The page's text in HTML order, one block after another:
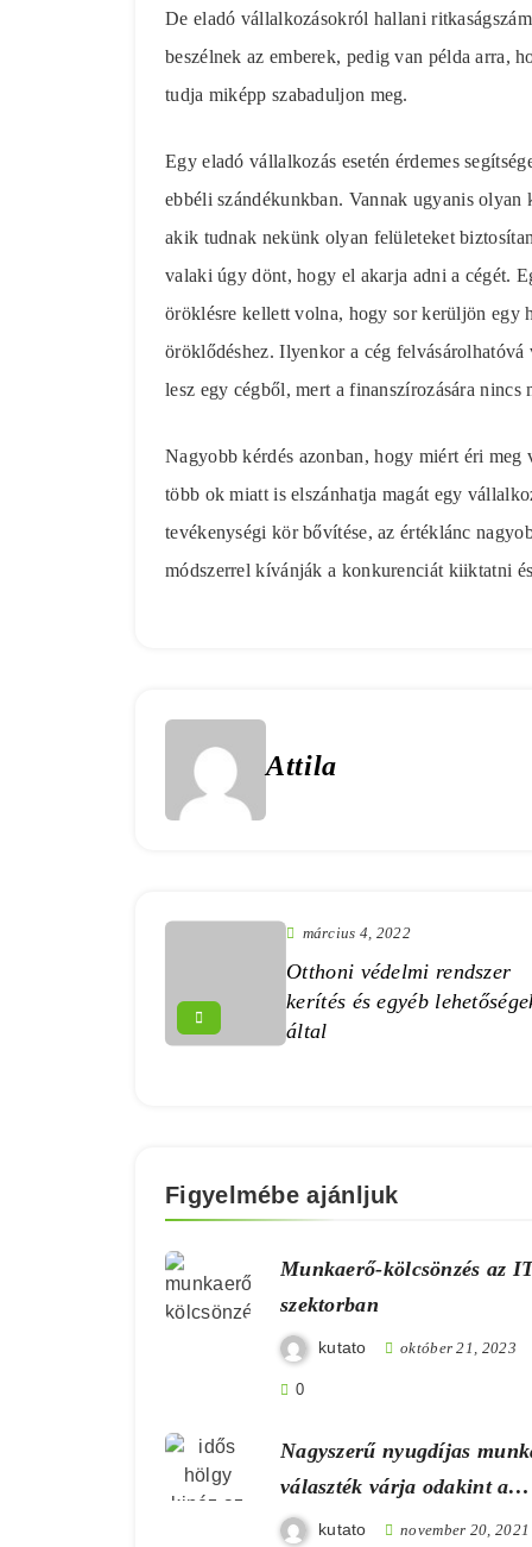
De eladó vállalkozásokról hallani
beszélnek az emberek, pedig van példa arra,
tudja miképp szabaduljon meg.
Egy eladó vállalkozás esetén érdemes
ebbéli szándékunkban. Vannak ugyanis
akik tudnak nekünk olyan felületeket
valaki úgy dönt, hogy el akarja adni a cégét.
öröklésre kellett volna, hogy sor kerüljön egy
öröklődéshez. Ilyenkor a cég
lesz egy cégből, mert a finanszírozására
Nagyobb kérdés azonban, hogy miért éri meg
több ok miatt is elszánhatja magát egy
tevékenységi kör bővítése, az értéklánc
módszerrel kívánják a konkurenciát kiiktatni
Attila
március 4, 2022
Otthoni védelmi rendszer
kerítés és egyéb
által
Figyelmébe ajánljuk
Munkaerő-kölcsönzés az
szektorban
kutato október 21, 2023
0
Nagyszerű nyugdíjas
választék várja odakint a
dolgozni kívánó időseket
kutato november 20, 2021